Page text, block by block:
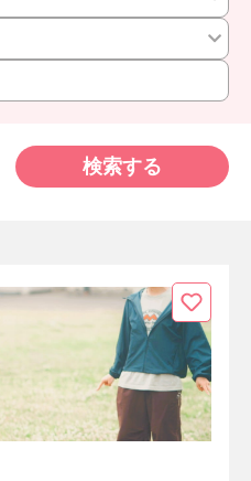
検索する